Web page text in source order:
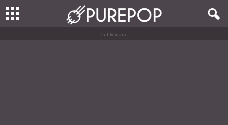
Publicidade